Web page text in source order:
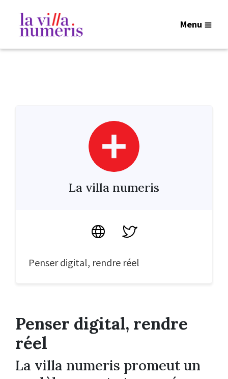
Menu
La villa numeris
Site Twitter
Penser digital, rendre réel
Penser digital, rendre
réel
La villa numeris promeut un